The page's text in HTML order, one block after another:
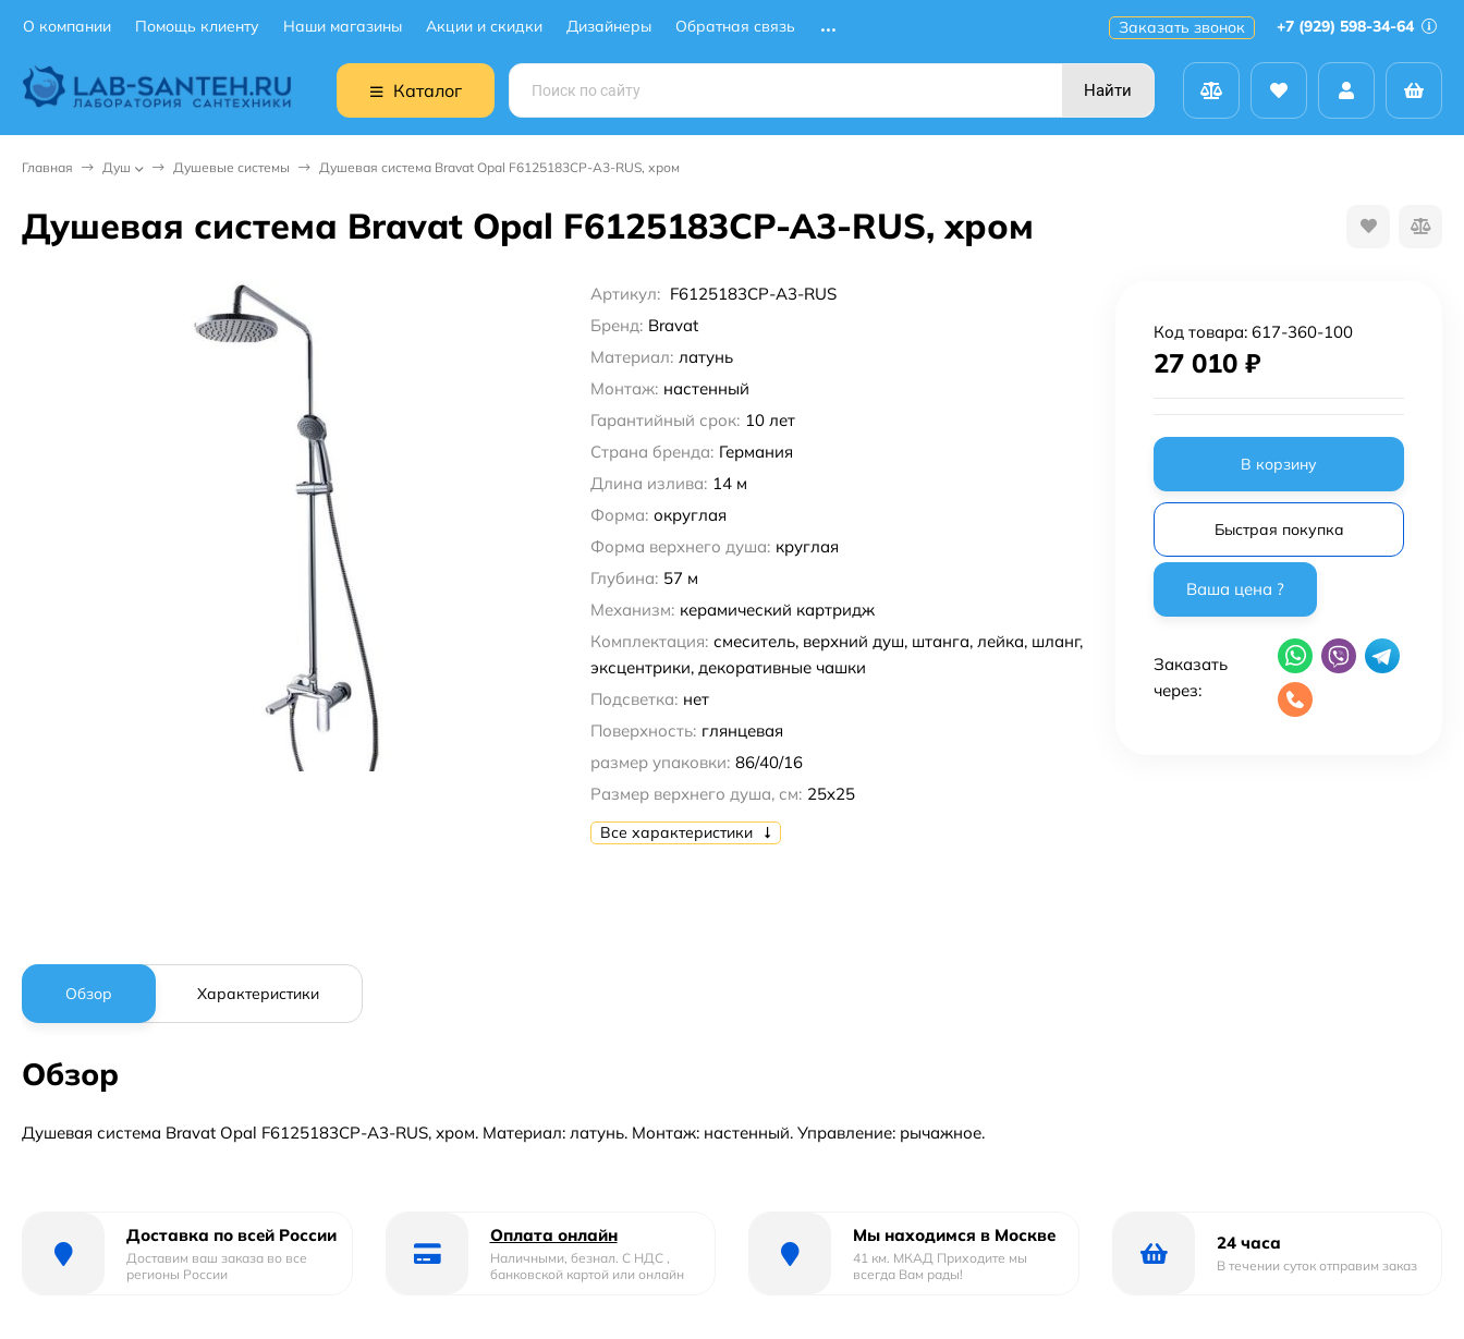
О компании Помощь клиенту Наши магазины Акции и скидки Дизайнеры Обратная связь Заказать звонок +7 (929) 598-34-64
Каталог Найти
Главная Душ Душевые системы Душевая система Bravat Opal F6125183CP-A3-RUS, хром
Душевая система Bravat Opal F6125183CP-A3-RUS, хром
Артикул: F6125183CP-A3-RUS
Бренд: Bravat
Материал: латунь
Монтаж: настенный
Гарантийный срок: 10 лет
Страна бренда: Германия
Длина излива: 14 м
Форма: округлая
Форма верхнего душа: круглая
Глубина: 57 м
Механизм: керамический картридж
Комплектация: смеситель, верхний душ, штанга, лейка, шланг,
эксцентрики, декоративные чашки
Подсветка: нет
Поверхность: глянцевая
размер упаковки: 86/40/16
Размер верхнего душа, см: 25x25
Все характеристики
Код товара: 617-360-100
27 010 ₽
В корзину
Быстрая покупка
Заказать
через:
Обзор Характеристики
Обзор
Душевая система Bravat Opal F6125183CP-A3-RUS, хром. Материал: латунь. Монтаж: настенный. Управление: рычажное.
Доставка по всей России
Доставим ваш заказа во все
регионы России
Оплата онлайн
Наличными, безнал. С НДС ,
банковской картой или онлайн
Мы находимся в Москве
41 км. МКАД Приходите мы
всегда Вам рады!
24 часа
В течении суток отправим заказ